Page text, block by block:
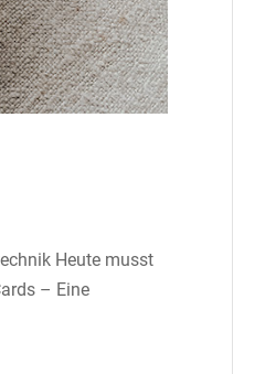
Heute musst
– Eine